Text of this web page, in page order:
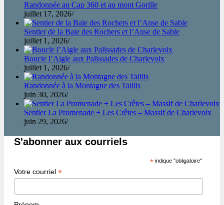
Randonnée au Cap 360 et au mont Gorille
juillet 17, 2026/
Sentier de la Baie des Rochers et l’Anse de Sable
juillet 1, 2026/
Boucle l’Aigle aux Palissades de Charlevoix
juillet 1, 2026/
Randonnée à la Montagne des Taillis
juin 30, 2026/
Sentier La Promenade + Les Crêtes – Massif de Charlevoix
juin 29, 2026/
S'abonner aux courriels
* indique "obligatoire"
Votre courriel *